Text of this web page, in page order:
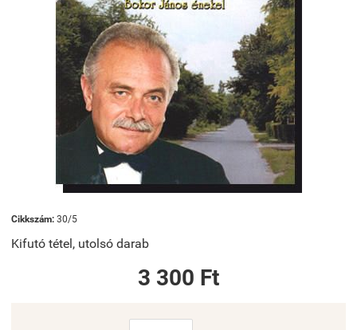
Cikkszám: 30/5
Kifutó tétel, utolsó darab
3 300 Ft